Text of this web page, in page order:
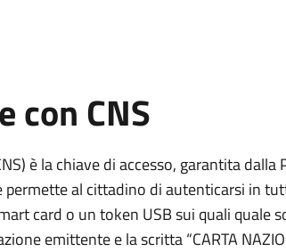
con CNS
è la chiave di accesso, garantita dalla
al cittadino di autenticarsi in
card o un token USB sui quali quale
emittente e la scritta “CARTA